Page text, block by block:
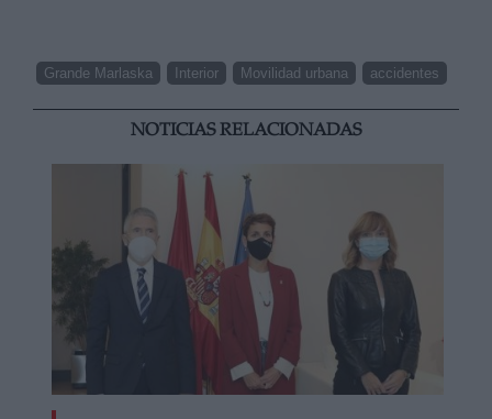
Grande Marlaska Interior Movilidad urbana accidentes
NOTICIAS RELACIONADAS